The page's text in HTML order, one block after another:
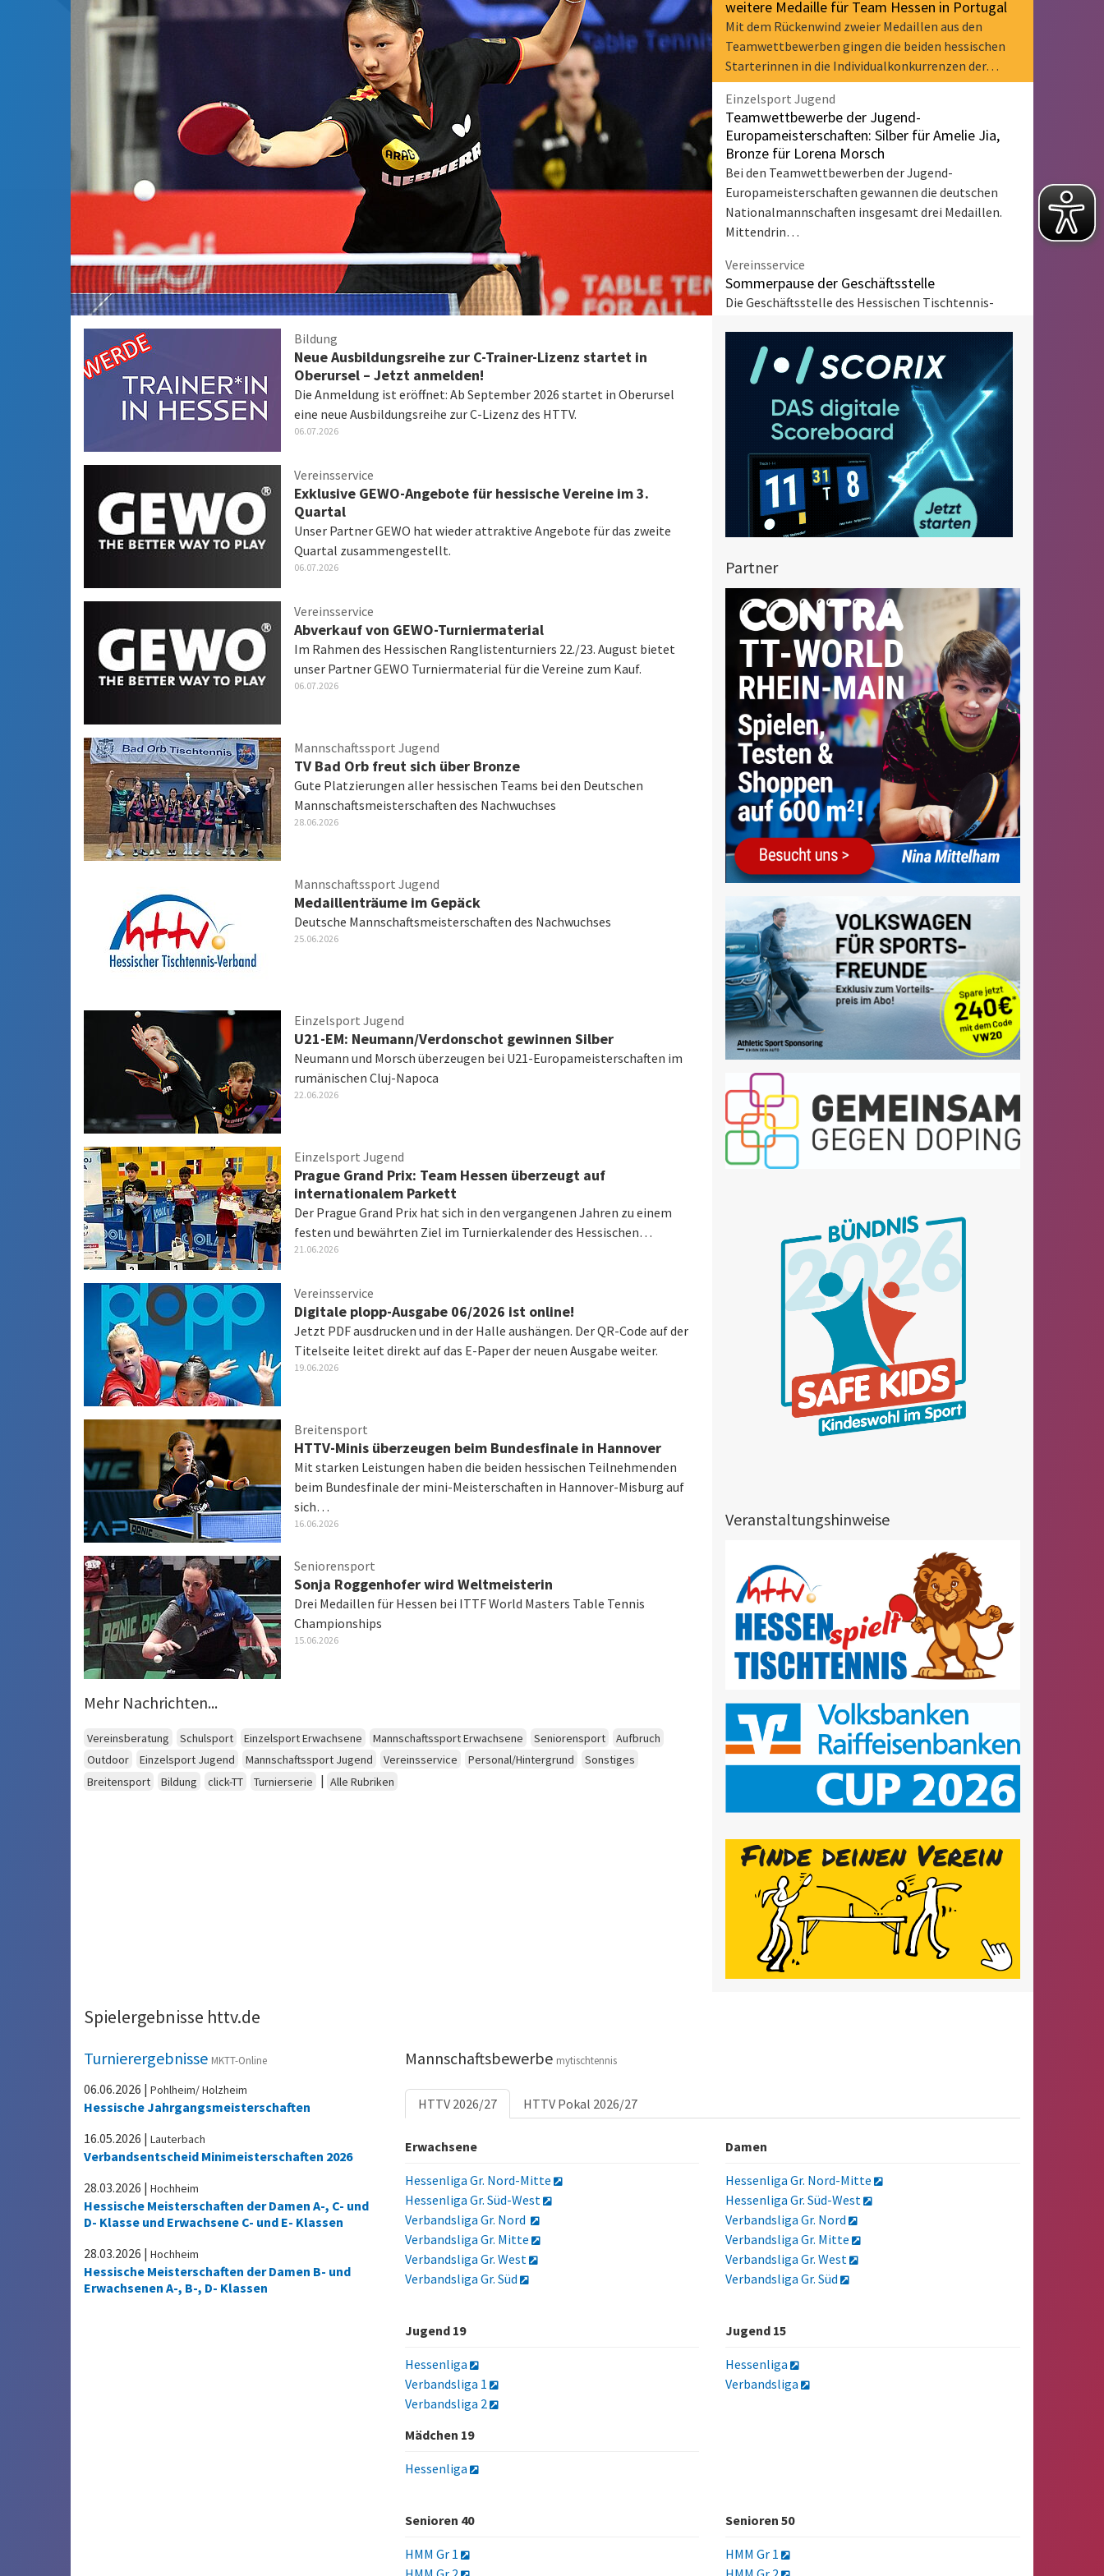
weitere Medaille für Team Hessen in Portugal
Mit dem Rückenwind zweier Medaillen aus den
Teamwettbewerben gingen die beiden hessischen
Starterinnen in die Individualkonkurrenzen der…
Einzelsport Jugend
Teamwettbewerbe der Jugend-
Europameisterschaften: Silber für Amelie Jia,
Bronze für Lorena Morsch
Bei den Teamwettbewerben der Jugend-
Europameisterschaften gewannen die deutschen
Nationalmannschaften insgesamt drei Medaillen.
Mittendrin…
Vereinsservice
Sommerpause der Geschäftsstelle
Die Geschäftsstelle des Hessischen Tischtennis-
einschließlich 7. August in der Sommerpause und
Bildung
Neue Ausbildungsreihe zur C-Trainer-Lizenz startet in
Oberursel – Jetzt anmelden!
Die Anmeldung ist eröffnet: Ab September 2026 startet in Oberursel
eine neue Ausbildungsreihe zur C-Lizenz des HTTV.
06.07.2026
Vereinsservice
Exklusive GEWO-Angebote für hessische Vereine im 3.
Quartal
Unser Partner GEWO hat wieder attraktive Angebote für das zweite
Quartal zusammengestellt.
06.07.2026
Vereinsservice
Abverkauf von GEWO-Turniermaterial
Im Rahmen des Hessischen Ranglistenturniers 22./23. August bietet
unser Partner GEWO Turniermaterial für die Vereine zum Kauf.
06.07.2026
Mannschaftssport Jugend
TV Bad Orb freut sich über Bronze
Gute Platzierungen aller hessischen Teams bei den Deutschen
Mannschaftsmeisterschaften des Nachwuchses
28.06.2026
Mannschaftssport Jugend
Medaillenträume im Gepäck
Deutsche Mannschaftsmeisterschaften des Nachwuchses
25.06.2026
Einzelsport Jugend
U21-EM: Neumann/Verdonschot gewinnen Silber
Neumann und Morsch überzeugen bei U21-Europameisterschaften im
rumänischen Cluj-Napoca
22.06.2026
Einzelsport Jugend
Prague Grand Prix: Team Hessen überzeugt auf
internationalem Parkett
Der Prague Grand Prix hat sich in den vergangenen Jahren zu einem
festen und bewährten Ziel im Turnierkalender des Hessischen…
21.06.2026
Vereinsservice
Digitale plopp-Ausgabe 06/2026 ist online!
Jetzt PDF ausdrucken und in der Halle aushängen. Der QR-Code auf der
Titelseite leitet direkt auf das E-Paper der neuen Ausgabe weiter.
19.06.2026
Breitensport
HTTV-Minis überzeugen beim Bundesfinale in Hannover
Mit starken Leistungen haben die beiden hessischen Teilnehmenden
beim Bundesfinale der mini-Meisterschaften in Hannover-Misburg auf
sich…
16.06.2026
Seniorensport
Sonja Roggenhofer wird Weltmeisterin
Drei Medaillen für Hessen bei ITTF World Masters Table Tennis
Championships
15.06.2026
Mehr Nachrichten...
Vereinsberatung Schulsport Einzelsport Erwachsene Mannschaftssport Erwachsene Seniorensport
Aufbruch
Outdoor
Einzelsport Jugend Mannschaftssport Jugend Vereinsservice Personal/Hintergrund
Sonstiges
Breitensport
Bildung click-TT Turnierserie | Alle Rubriken
Partner
Veranstaltungshinweise
Spielergebnisse httv.de
Turnierergebnisse MKTT-Online
06.06.2026 | Pohlheim/ Holzheim
Hessische Jahrgangsmeisterschaften
16.05.2026 | Lauterbach
Verbandsentscheid Minimeisterschaften 2026
28.03.2026 | Hochheim
Hessische Meisterschaften der Damen A-, C- und
D- Klasse und Erwachsene C- und E- Klassen
28.03.2026 | Hochheim
Hessische Meisterschaften der Damen B- und
Erwachsenen A-, B-, D- Klassen
Mannschaftsbewerbe mytischtennis
HTTV 2026/27 HTTV Pokal 2026/27
Erwachsene
Hessenliga Gr. Nord-Mitte
Hessenliga Gr. Süd-West
Verbandsliga Gr. Nord
Verbandsliga Gr. Mitte
Verbandsliga Gr. West
Verbandsliga Gr. Süd
Damen
Hessenliga Gr. Nord-Mitte
Hessenliga Gr. Süd-West
Verbandsliga Gr. Nord
Verbandsliga Gr. Mitte
Verbandsliga Gr. West
Verbandsliga Gr. Süd
Jugend 19
Hessenliga
Verbandsliga 1
Verbandsliga 2
Jugend 15
Hessenliga
Verbandsliga
Mädchen 19
Hessenliga
Senioren 40
HMM Gr 1
Senioren 50
HMM Gr 1